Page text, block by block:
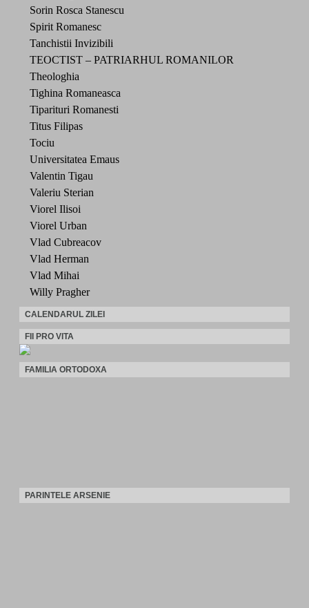
Sorin Rosca Stanescu
Spirit Romanesc
Tanchistii Invizibili
TEOCTIST – PATRIARHUL ROMANILOR
Theologhia
Tighina Romaneasca
Tiparituri Romanesti
Titus Filipas
Tociu
Universitatea Emaus
Valentin Tigau
Valeriu Sterian
Viorel Ilisoi
Viorel Urban
Vlad Cubreacov
Vlad Herman
Vlad Mihai
Willy Pragher
CALENDARUL ZILEI
FII PRO VITA
FAMILIA ORTODOXA
PARINTELE ARSENIE